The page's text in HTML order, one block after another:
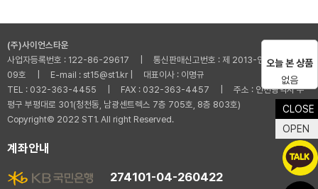
(주)사이언스타운
사업자등록번호 : 122-86-29617 | 통신판매신고번호 : 제 2013-인천부평-001
09호 | E-mail : st15@st1.kr | 대표이사 : 이명규
TEL : 032-363-4455 | FAX : 032-363-4457 | 주소 : 인천광역시 부
평구 부평대로 301(청천동, 남광센트렉스 7층 705호, 8층 803호)
Copyright© 2022 ST1. All right Reserved.
계좌안내
274101-04-260422
CLOSE
OPEN
오늘 본 상품
없음